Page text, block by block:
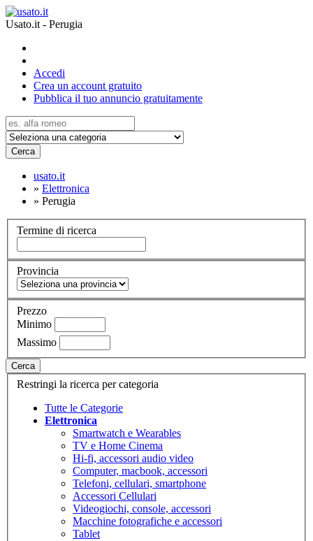
Usato.it - Perugia
Accedi
Crea un account gratuito
Pubblica il tuo annuncio gratuitamente
Cerca
usato.it
» Elettronica
» Perugia
Termine di ricerca
Provincia
Prezzo
Minimo
Massimo
Cerca
Restringi la ricerca per categoria
Tutte le Categorie
Elettronica
Smartwatch e Wearables
TV e Home Cinema
Hi-fi, accessori audio video
Computer, macbook, accessori
Telefoni, cellulari, smartphone
Accessori Cellulari
Videogiochi, console, accessori
Macchine fotografiche e accessori
Tablet